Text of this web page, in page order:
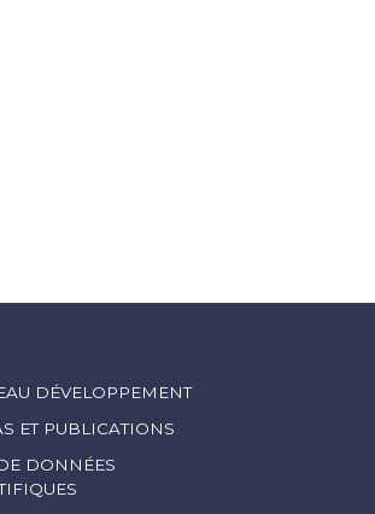
DÉVELOPPEMENT
ET PUBLICATIONS
DONNÉES